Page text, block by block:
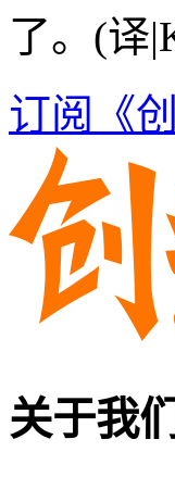
了。(译
订阅《
关于我们